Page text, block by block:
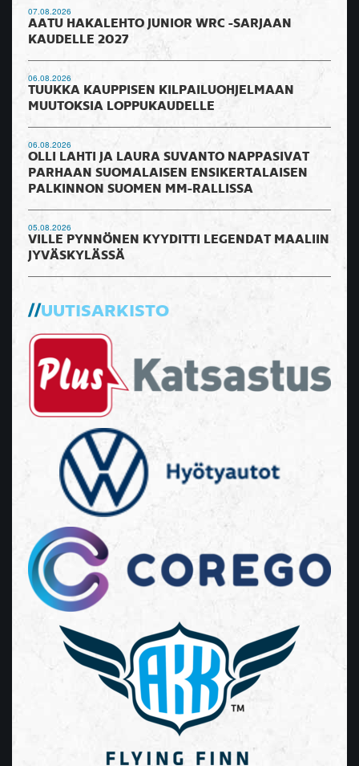
07.08.2026
AATU HAKALEHTO JUNIOR WRC -SARJAAN
KAUDELLE 2027
06.08.2026
TUUKKA KAUPPISEN KILPAILUOHJELMAAN
MUUTOKSIA LOPPUKAUDELLE
06.08.2026
OLLI LAHTI JA LAURA SUVANTO NAPPASIVAT
PARHAAN SUOMALAISEN ENSIKERTALAISEN
PALKINNON SUOMEN MM-RALLISSA
05.08.2026
VILLE PYNNÖNEN KYYDITTI LEGENDAT MAALIIN
JYVÄSKYLÄSSÄ
UUTISARKISTO